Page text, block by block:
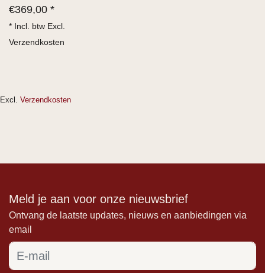
€369,00 *
* Incl. btw Excl.
Verzendkosten
Excl. Verzendkosten
Meld je aan voor onze nieuwsbrief
Ontvang de laatste updates, nieuws en aanbiedingen via
email